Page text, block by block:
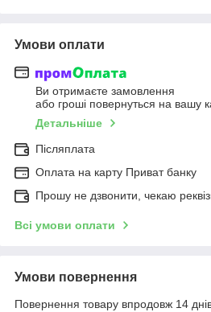
Умови оплати
Ви отримаєте замовлення
або гроші повернуться на вашу
Детальніше
Післяплата
Оплата на карту Приват банку
Прошу не дзвонити, чекаю
Всі умови оплати
Умови повернення
Повернення товару впродовж 14